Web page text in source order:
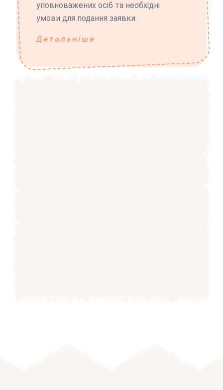
уповноважених осіб та необхідні
умови для подання заявки.
Детальніше